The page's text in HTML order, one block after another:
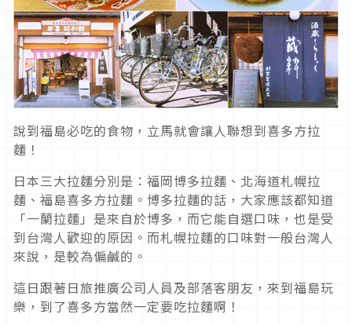
說到福島必吃的食物，立馬就會讓人聯想到喜多方拉
麵！
日本三大拉麵分別是：福岡博多拉麵、北海道札幌拉
麵、福島喜多方拉麵。博多拉麵的話，大家應該都知道
「一蘭拉麵」是來自於博多，而它能自選口味，也是受
到台灣人歡迎的原因。而札幌拉麵的口味對一般台灣人
來說，是較為偏鹹的。
這日跟著日旅推廣公司人員及部落客朋友，來到福島玩
樂，到了喜多方當然一定要吃拉麵啊！